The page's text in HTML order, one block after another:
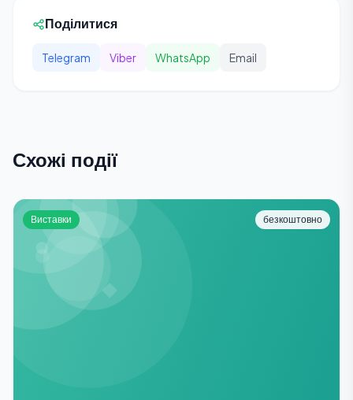
Поділитися
Telegram Viber WhatsApp Email
Схожі події
Виставки безкоштовно